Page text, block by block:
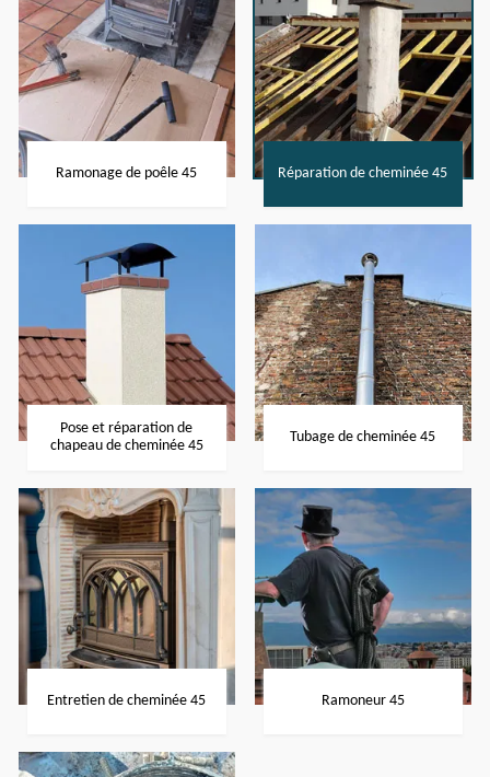
Ramonage de poêle 45 Réparation de cheminée 45
Pose et réparation de
chapeau de cheminée 45
Tubage de cheminée 45
Entretien de cheminée 45 Ramoneur 45